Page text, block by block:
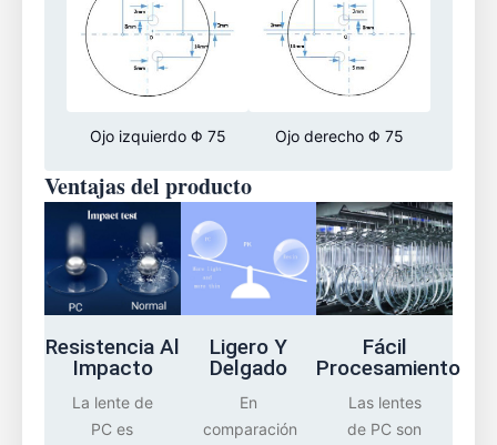
Ojo izquierdo Φ 75 Ojo derecho Φ 75
Ventajas del producto
Resistencia Al
Impacto
La lente de
PC es
Ligero Y
Delgado
En
comparación
Fácil
Procesamiento
Las lentes
de PC son